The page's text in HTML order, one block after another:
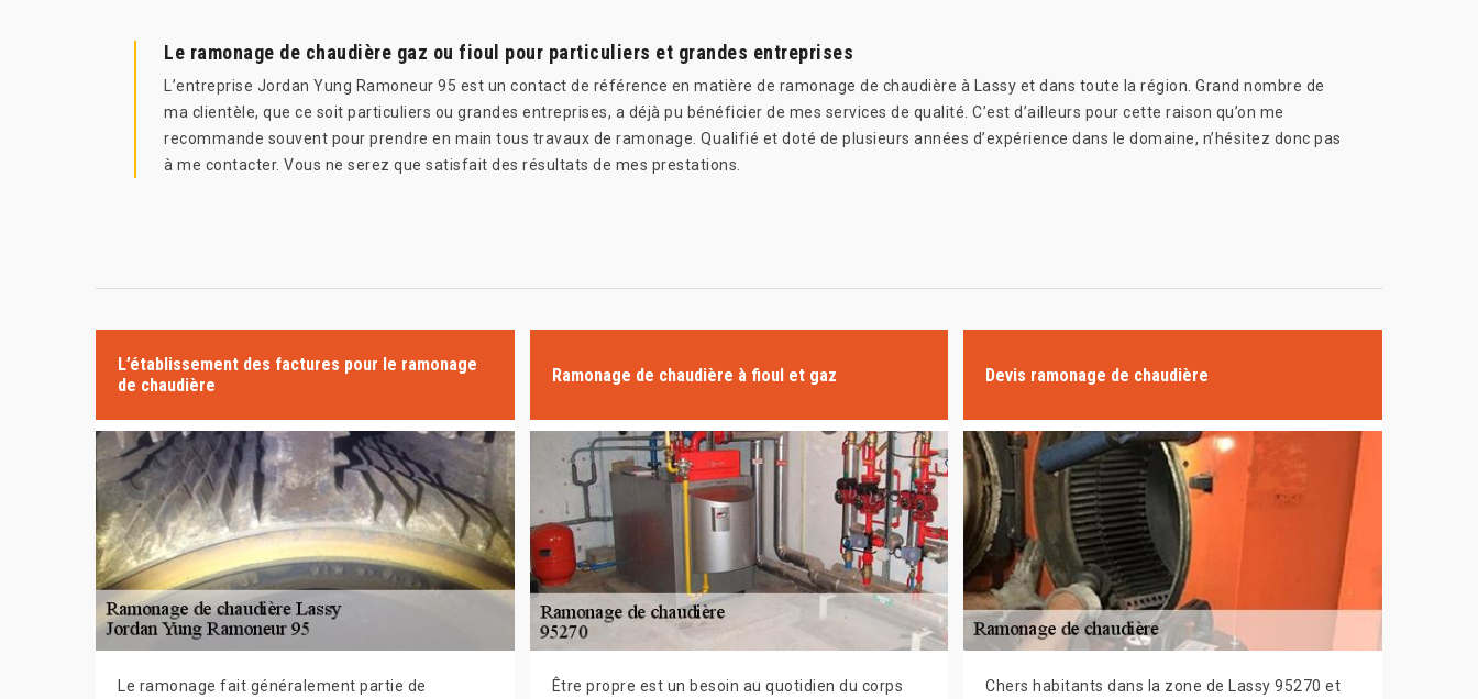
Le ramonage de chaudière gaz ou fioul pour particuliers et grandes entreprises
L’entreprise Jordan Yung Ramoneur 95 est un contact de référence en matière de ramonage de chaudière à Lassy et dans toute la région. Grand nombre de
ma clientèle, que ce soit particuliers ou grandes entreprises, a déjà pu bénéficier de mes services de qualité. C’est d’ailleurs pour cette raison qu’on me
recommande souvent pour prendre en main tous travaux de ramonage. Qualifié et doté de plusieurs années d’expérience dans le domaine, n’hésitez donc pas
à me contacter. Vous ne serez que satisfait des résultats de mes prestations.
L’établissement des factures pour le ramonage
de chaudière
Le ramonage fait généralement partie de
Ramonage de chaudière à fioul et gaz
Être propre est un besoin au quotidien du corps
Devis ramonage de chaudière
Chers habitants dans la zone de Lassy 95270 et